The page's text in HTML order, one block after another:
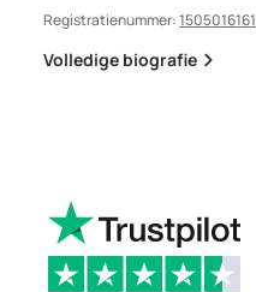
Registratienummer:1505016161
Volledige biografie